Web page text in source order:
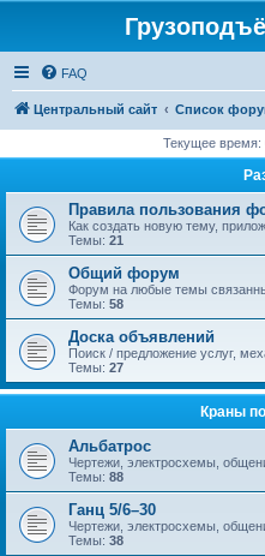
FAQ
Центральный сайт Список
Текущее время:
Правила пользования
Как создать новую тему,
Темы: 21
Общий форум
Форум на любые темы
Темы: 58
Доска объявлений
Поиск / предложение услуг,
Темы: 27
Краны
Альбатрос
Чертежи, электросхемы,
Темы: 88
Ганц 5/6–30
Чертежи, электросхемы,
Темы: 38